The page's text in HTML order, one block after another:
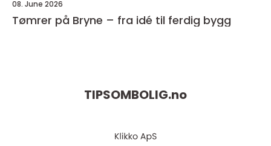
08. June 2026
Tømrer på Bryne – fra idé til ferdig bygg
TIPSOMBOLIG.no